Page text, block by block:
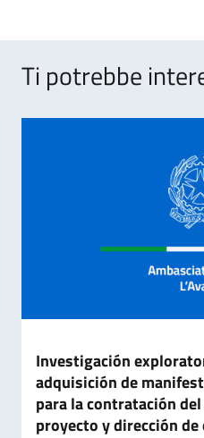
Ti potrebbe
Investigación
adquisición de
para la contratación
proyecto y dirección de